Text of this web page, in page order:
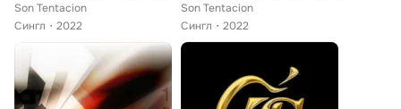
Son Tentacion
Сингл
2022
Son Tentacion
Сингл
2022